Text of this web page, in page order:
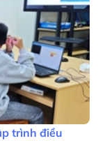
trình điều